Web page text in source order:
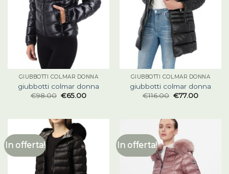
GIUBBOTTI COLMAR DONNA
giubbotti colmar donna
€98.00 €65.00
GIUBBOTTI COLMAR DONNA
giubbotti colmar donna
€116.00 €77.00
In offerta! In offerta!